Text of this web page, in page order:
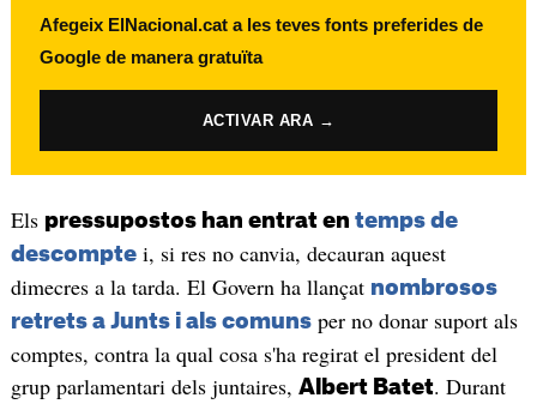
Afegeix ElNacional.cat a les teves fonts preferides de
Google de manera gratuïta
ACTIVAR ARA →
Els pressupostos han entrat en temps de
descomptei, si res no canvia, decauran aquest
dimecres a la tarda. El Govern ha llançat nombrosos
retrets a Junts i als comunsper no donar suport als
comptes, contra la qual cosa s'ha regirat el president del
grup parlamentari dels juntaires, Albert Batet. Durant